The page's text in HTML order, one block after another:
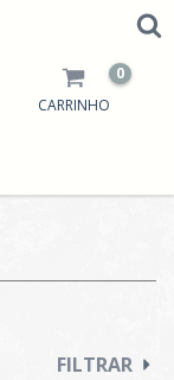
CARRINHO
0
FILTRAR